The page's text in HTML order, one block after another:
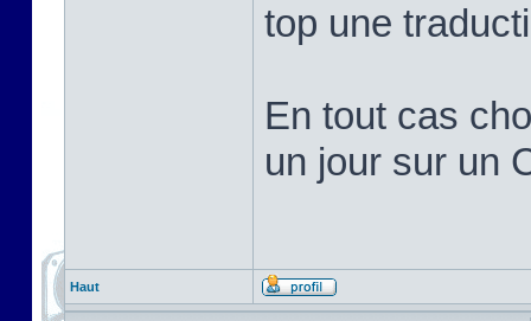
top une
En tout cas
un jour sur un
Haut